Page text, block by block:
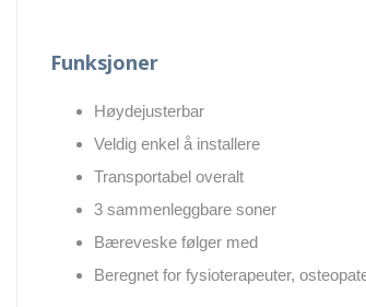
Funksjoner
Høydejusterbar
Veldig enkel å installere
Transportabel overalt
3 sammenleggbare soner
Bæreveske følger med
Beregnet for fysioterapeuter,